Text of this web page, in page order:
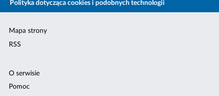
Polityka dotycząca cookies i podobnych technologii
Mapa strony
RSS
O serwisie
Pomoc